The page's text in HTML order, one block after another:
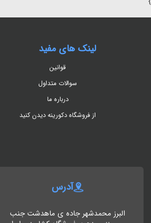
لینک های مفید
قوانین
سوالات متداول
درباره ما
از فروشگاه دکورینه دیدن کنید
آدرس
البرز محمدشهر جاده ی ماهدشت جنب